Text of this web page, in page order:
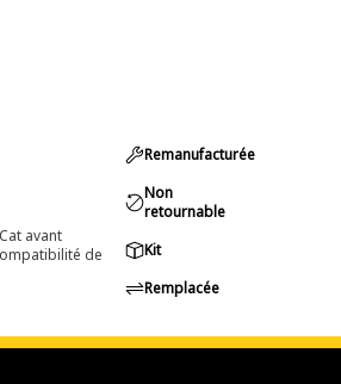
avant
de
Remanufacturée
Non
retournable
Kit
Remplacée